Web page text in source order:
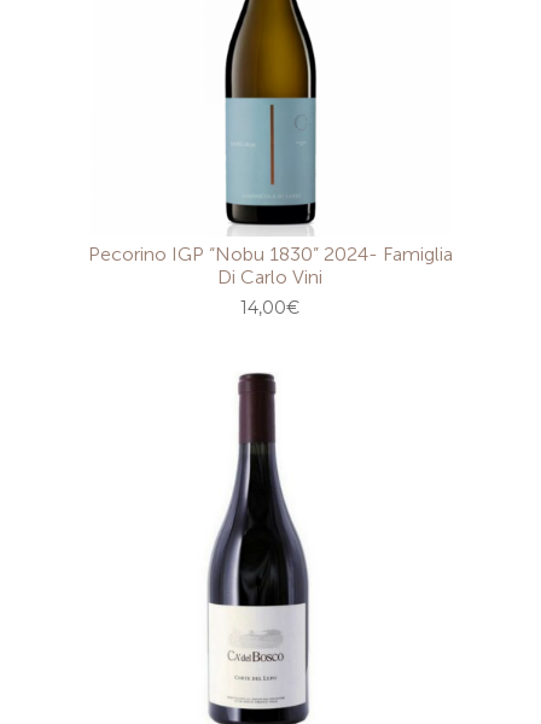
Pecorino IGP “Nobu 1830” 2024- Famiglia
Di Carlo Vini
14,00€